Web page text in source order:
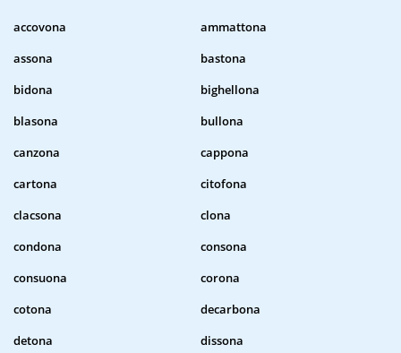
accovona
ammattona
assona
bastona
bidona
bighellona
blasona
bullona
canzona
cappona
cartona
citofona
clacsona
clona
condona
consona
consuona
corona
cotona
decarbona
detona
dissona